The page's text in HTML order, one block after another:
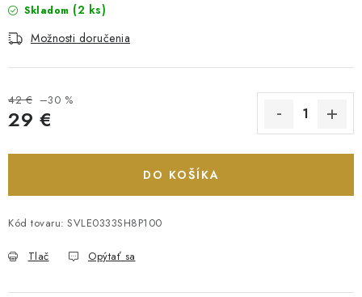
Skladom (2 ks)
Možnosti doručenia
42 € –30 %
29 €
DO KOŠÍKA
Kód tovaru: SVLE0333SH8P100
Tlač Opýtať sa